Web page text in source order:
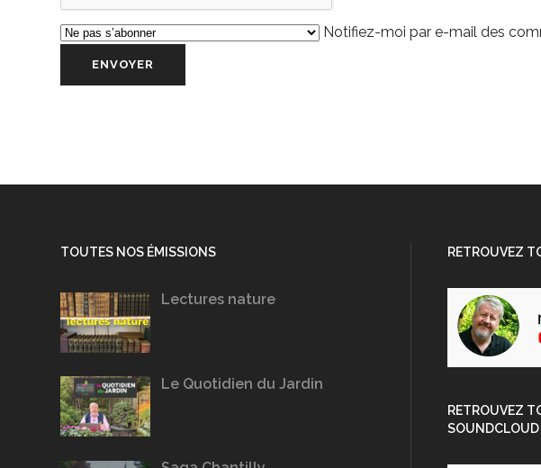
Notifiez-moi par e-mail des
TOUTES NOS ÉMISSIONS
Lectures nature
Le Quotidien du Jardin
RETROUVEZ
RETROUVEZ
SOUNDCLOUD